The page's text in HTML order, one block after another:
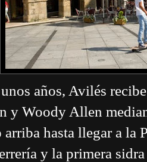
unos años, Avilés
y Woody Allen
hasta llegar a la
y la primera